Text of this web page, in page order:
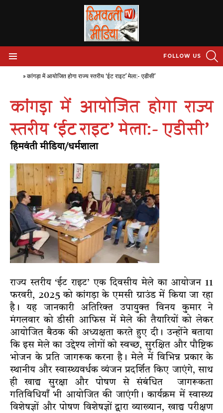
FOLLOW US
» कांगड़ा में आयोजित होगा राज्य स्तरीय ‘ईट राइट’ मेला:- एडीसी’
कांगड़ा में आयोजित होगा राज्य
स्तरीय ‘ईट राइट’ मेला:- एडीसी’
हिमवंती मीडिया/धर्मशाला
राज्य स्तरीय ‘ईट राइट’ एक दिवसीय मेले का आयोजन 11
फरवरी, 2025 को कांगड़ा के एमसी ग्राउंड में किया जा रहा
है। यह जानकारी अतिरिक्त उपायुक्त विनय कुमार ने
मंगलवार को डीसी आफिस में मेले की तैयारियों को लेकर
आयोजित बैठक की अध्यक्षता करते हुए दी। उन्होंने बताया
कि इस मेले का उद्देश्य लोगों को स्वच्छ, सुरक्षित और पौष्टिक
भोजन के प्रति जागरूक करना है। मेले में विभिन्न प्रकार के
स्थानीय और स्वास्थ्यवर्धक व्यंजन प्रदर्शित किए जाएंगे, साथ
ही खाद्य सुरक्षा और पोषण से संबंधित जागरूकता
गतिविधियाँ भी आयोजित की जाएंगी। कार्यक्रम में स्वास्थ्य
विशेषज्ञों और पोषण विशेषज्ञों द्वारा व्याख्यान, खाद्य परीक्षण